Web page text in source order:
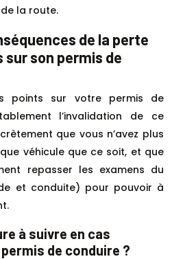
la route.
de la perte
son permis de
points sur votre permis de
l’invalidation de ce
que vous n’avez plus
véhicule que ce soit, et que
repasser les examens du
et conduite) pour pouvoir à
à suivre en cas
de conduire ?